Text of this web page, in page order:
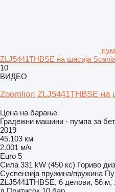
ZLJ5441THBSE на шасија
10
ВИДЕО
Zoomlion ZLJ5441THBSE на
Цена на барање
Градежни машини - пумпа за
2019
45.103 км
2.001 м/ч
Euro 5
Сила 331 kW (450 кс) Гориво
Суспензија пружина/пружина
ZLJ5441THBSE, 6 делови, 56 м,